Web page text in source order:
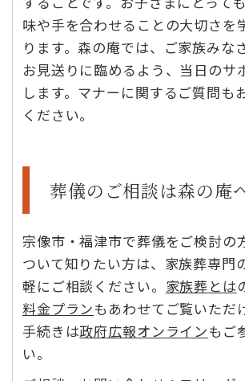
味や手を合わせることの大切さを
ります。森の庵では、ご家族みな
お見送りに臨めるよう、当日のサ
します。マナーに関するご質問も
ください。
葬儀のご相談は森の庵
宗像市・福津市で葬儀をご検討の
ついて知りたい方は、家族葬専門
軽にご相談ください。 家族葬とは
料金プランもあわせてご覧いただ
手続きは政府広報オンラインもご
い。